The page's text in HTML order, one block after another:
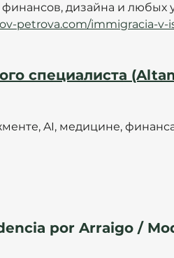
финансов, дизайна и любых
petrova.com/immigracia-v-
специалиста
AI, медицине,
por Arraigo /